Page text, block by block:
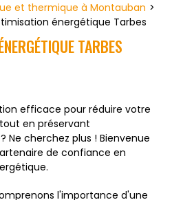
et thermique à Montauban
énergétique Tarbes
TARBES
efficace pour réduire votre
en préservant
Ne cherchez plus ! Bienvenue
de confiance en
l'importance d'une